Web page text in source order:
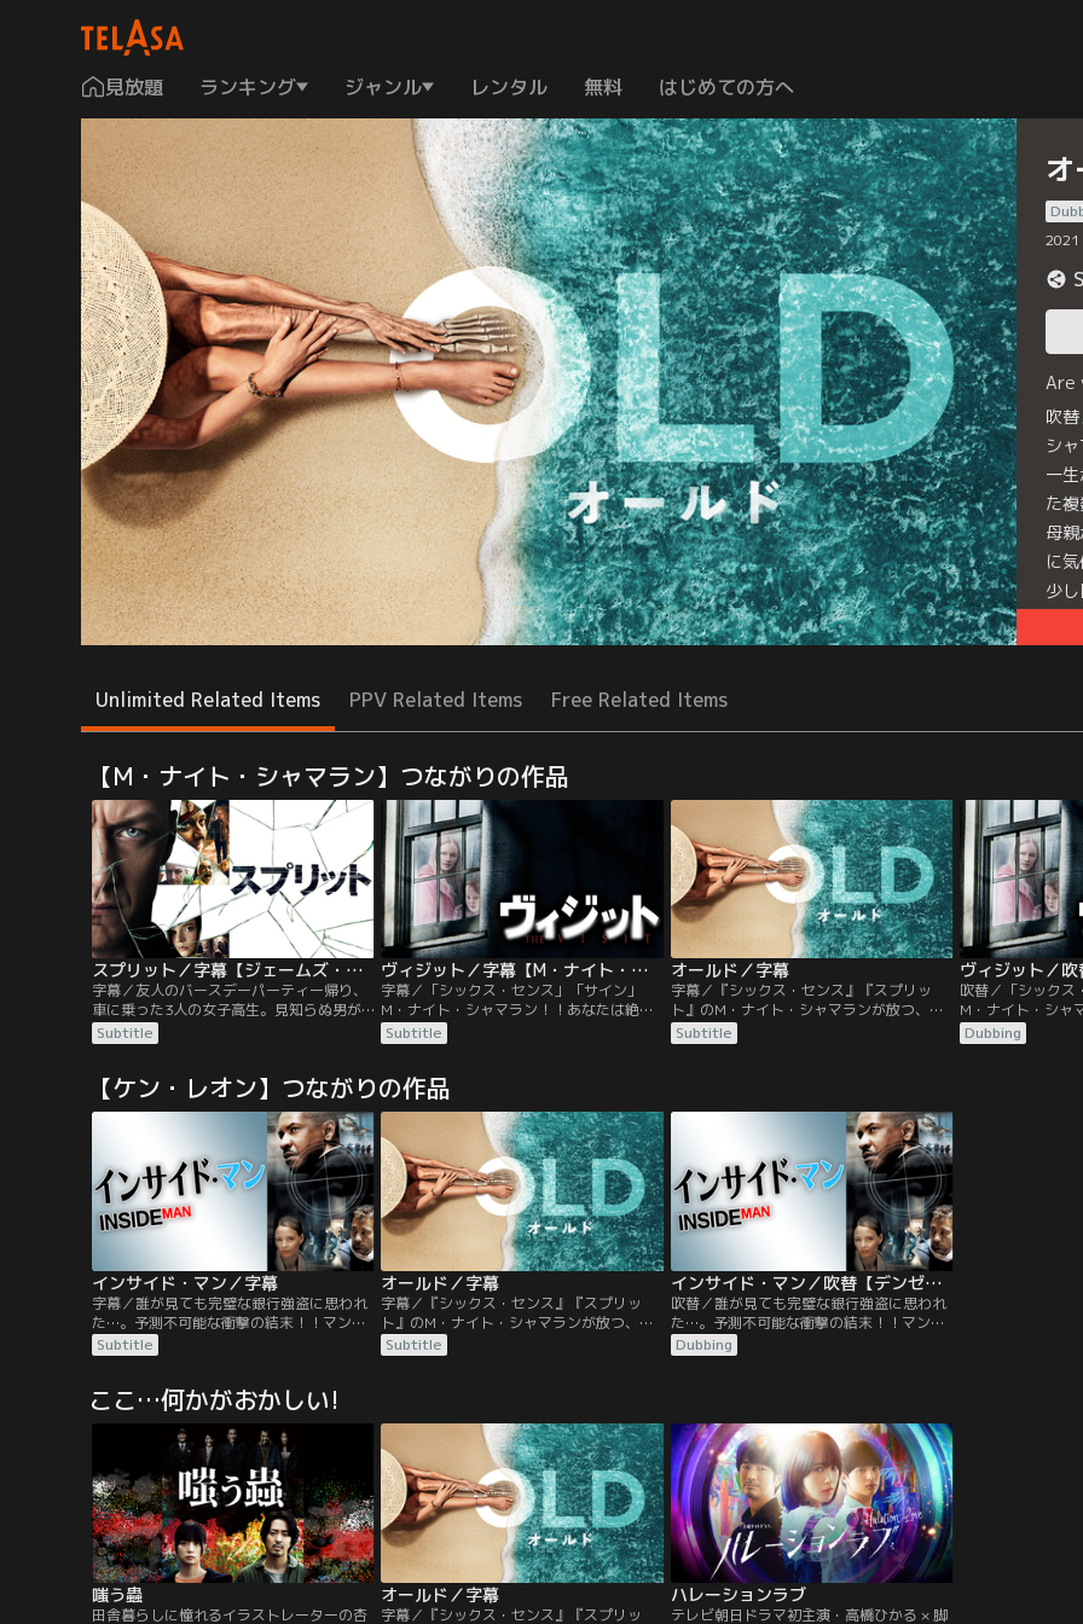
見放題 ランキング ジャンル レンタル 無料 はじめての方へ
2021
Are
吹
シ
一
た
母
に
少
Unlimited Related Items PPV Related Items Free Related Items
【M・ナイト・シャマラン】つながりの作品
スプリット／字幕【ジェームズ・マカヴォイ主演】【M・ナイト・シャマラン監督】
字幕／友人のバースデーパーティー帰り、
車に乗った3人の女子高生。見知らぬ男が
乗り込んできて、3人は眠らされ拉致監禁
される。目を覚ますとそこは密室…彼女た
を開けて入ってきた男はさっきとは違う異
様な雰囲気で、姿を現す度に異なる人物に
変わっていた--なんと彼には23もの人格が
Subtitle
ヴィジット／字幕【M・ナイト・シャマラン監督】
字幕／「シックス・センス」「サイン」
M・ナイト・シャマラン！！あなたは絶対
に、“その約束”を破ることになる…。登場
人物にはほぼ無名のキャストが揃えられ、
ー、不気味で不穏な雰囲気に包まれた世界
観、あらゆるところに張り巡らされた伏線
の数々…。あなたはシャマラン史上最大の
驚きが待つ「結末」を知る覚悟がある
か…！？
Subtitle
オールド／字幕
字幕／『シックス・センス』『スプリッ
ト』のM・ナイト・シャマランが放つ、謎
解きタイムスリラー。そのビーチでは一生
が一日で終わる。休暇で人里離れた美しい
子の姿に気付かないのも無理はなかった。
なんと6歳だった息子は、少し目を離した
隙に…。
Subtitle
吹替／「シックス
M・ナイト・シャ
に、“その約束”
人物にはほぼ無名
Dubbing
【ケン・レオン】つながりの作品
インサイド・マン／字幕
字幕／誰が見ても完璧な銀行強盗に思われ
た…。予測不可能な衝撃の結末！！マンハ
ッタンの銀行で強盗事件が発生！頭脳明晰
な犯人グループのリーダー、ダルトンは人
乱する。交渉の糸口が見つからず当惑する
捜査官フレイジャー。前代見聞の“完全犯
罪”の謎とは？
Subtitle
オールド／字幕
字幕／『シックス・センス』『スプリッ
ト』のM・ナイト・シャマランが放つ、謎
解きタイムスリラー。そのビーチでは一生
が一日で終わる。休暇で人里離れた美しい
姿を消した息子を探している？？母親が息
子の姿に気付かないのも無理はなかった。
なんと6歳だった息子は、少し目を離した
隙に…。
Subtitle
インサイド・マン／吹替【デンゼル・ワシントン＋クライブ・オーウェン】【スパイク・リー監督】
吹替／誰が見ても完璧な銀行強盗に思われ
た…。予測不可能な衝撃の結末！！マンハ
ッタンの銀行で強盗事件が発生！頭脳明晰
な犯人グループのリーダー、ダルトンは人
捜査官フレイジャー。前代見聞の“完全犯
罪”の謎とは…！？
Dubbing
ここ…何かがおかしい!
嗤う蟲
田舎暮らしに憧れるイラストレーターの杏
オールド／字幕
字幕／『シックス・センス』『スプリッ
ハレーションラブ
テレビ朝日ドラマ初主演・高橋ひかる × 脚